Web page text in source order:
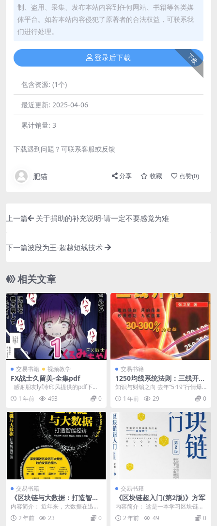
制、盗用、采集、发布本站内容到任何网站、书籍等各类媒
体平台。如若本站内容侵犯了原著者的合法权益，可联系我
们进行处理。
下载
登录后下载
包含资源: (1个)
最近更新: 2025-04-06
累计销量: 3
下载遇到问题？可联系客服或反馈
肥猫 分享 收藏 点赞(0)
上一篇 关于捐助的补充说明-请一定不要感觉为难
下一篇波段为王-超越短线技术
相关文章
交易书籍 视频教学
FX战士久留美-全集pdf
感谢朋友lyf冷印风提供的pdf下载
地址，之前一直都想上传，但是找
不到资源，...
1 年前 493 0
交易书籍
1250均线系统法则：三线开花
之1（张卫星）B
知识与财编之向 去年“5·19”行情爆
发的前一周,编辑部收到张卫星寄来
的一选文稿...
1 年前 29 0
交易书籍
《区块链与大数据：打造智能
经济》井底望天
内容简介： 近年来，大数据在迅猛
发展的同时也充斥着概念的炒作，
面临着诸多困境。那...
2 年前 23 0
交易书籍
《区块链超入门(第2版)》方军
内容简介： 这是一本学习区块链的
入门书，现在更新到了第2版，资深
互联网技术专家方...
2 年前 49 0